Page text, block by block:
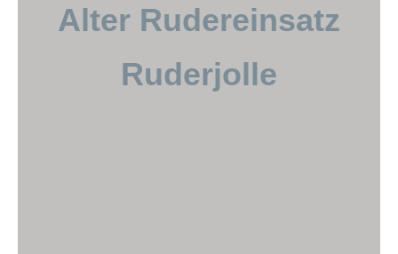
Alter Rudereinsatz
Ruderjolle